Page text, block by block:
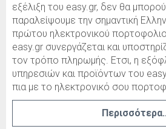
εξέλιξη του easy.gr, δεν θα
παραλείψουμε την σημαντική
πρώτου ηλεκτρονικού
easy.gr συνεργάζεται και
τον τρόπο πληρωμής. Ετσι, η
υπηρεσιών και προϊόντων του
πια με το ηλεκτρονικό σου